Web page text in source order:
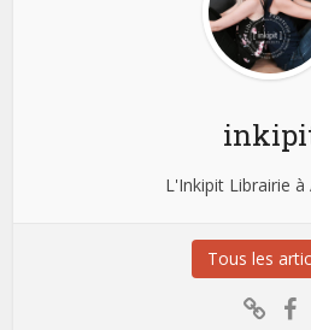
L'Inkipit Librairie
Tous les